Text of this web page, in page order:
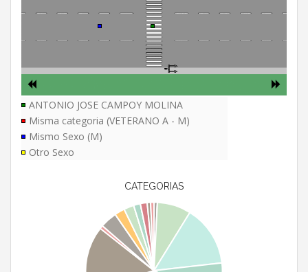
ANTONIO JOSE CAMPOY MOLINA
Misma categoria (VETERANO A - M)
Mismo Sexo (M)
Otro Sexo
CATEGORIAS